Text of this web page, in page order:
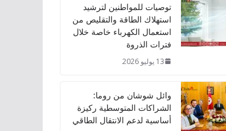
توصيات للمواطنين لترشيد
استهلاك الطاقة والتقليص من
استعمال الكهرباء خاصة خلال
فترات الذروة
13 يوليو 2026
وائل شوشان من روما:
الشراكات المتوسطية ركيزة
أساسية لدعم الانتقال الطاقي